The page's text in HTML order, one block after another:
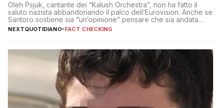
Oleh Psjuk, cantante dei “Kalush Orchestra”, non ha fatto il
saluto nazista abbandonando il palco dell’Eurovision. Anche se
Santoro sostiene sia “un’opinione” pensare che sia andata
così
NEXTQUOTIDIANO-FACT CHECKING